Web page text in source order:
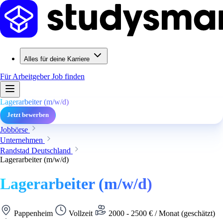
Alles für deine Karriere
Für ArbeitgeberJob finden
Lagerarbeiter (m/w/d)
Jetzt bewerben
Jobbörse
Unternehmen
Randstad Deutschland
Lagerarbeiter (m/w/d)
Lagerarbeiter (m/w/d)
Pappenheim Vollzeit
2000 - 2500 € / Monat (geschätzt)